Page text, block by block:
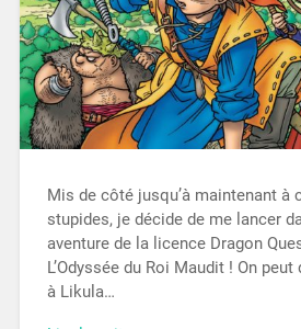
Mis de côté jusqu’à maintenant à
stupides, je décide de me lancer
aventure de la licence Dragon
L’Odyssée du Roi Maudit ! On
à Likula…